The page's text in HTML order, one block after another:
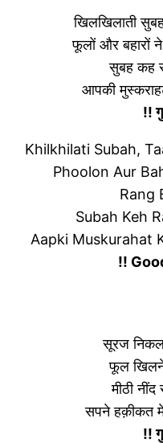
खिलखिलाती
फूलों और बहारों
सुबह कह
आपकी
!!
Khilkhilati Subah,
Phoolon Aur
Rang
Subah Keh
Aapki Muskurahat
!!
सूरज
फूल खिलने
मीठी
सपने हक़ीकत में
!!